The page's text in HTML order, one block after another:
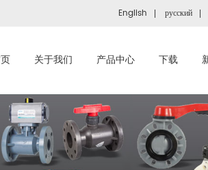
English русский
关于我们 产品中心 下载